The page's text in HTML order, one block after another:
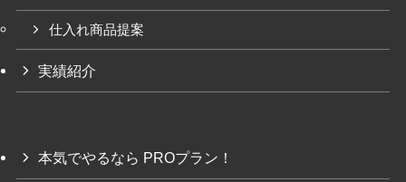
仕入れ商品提案
実績紹介
本気でやるなら PROプラン！